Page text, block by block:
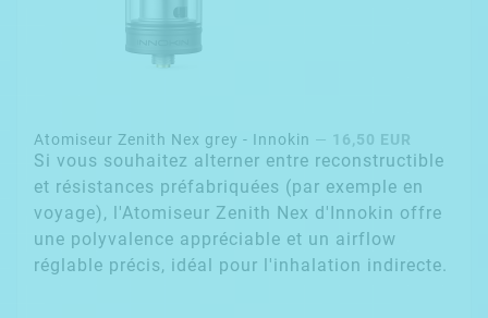
Atomiseur Zenith Nex grey - Innokin — 16,50 EUR
Si vous souhaitez alterner entre reconstructible
et résistances préfabriquées (par exemple en
voyage), l'Atomiseur Zenith Nex d'Innokin offre
une polyvalence appréciable et un airflow
réglable précis, idéal pour l'inhalation indirecte.